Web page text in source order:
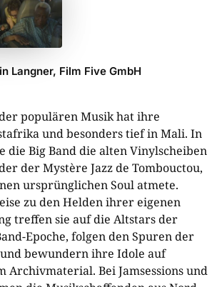
Langner, Film Five GmbH
populären Musik hat ihre
und besonders tief in Mali. In
die Big Band die alten Vinylscheiben
der Mystère Jazz de Tombouctou,
ursprünglichen Soul atmete.
zu den Helden ihrer eigenen
treffen sie auf die Altstars der
Epoche, folgen den Spuren der
bewundern ihre Idole auf
Archivmaterial. Bei Jamsessions und